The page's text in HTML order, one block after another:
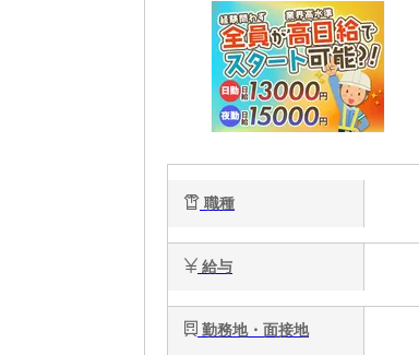
職種
給与
勤務地・面接地